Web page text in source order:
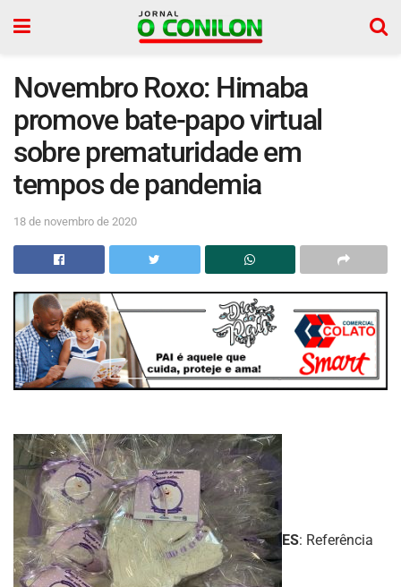
Novembro Roxo: Himaba
promove bate-papo virtual
sobre prematuridade em
tempos de pandemia
18 de novembro de 2020
ES: Referência